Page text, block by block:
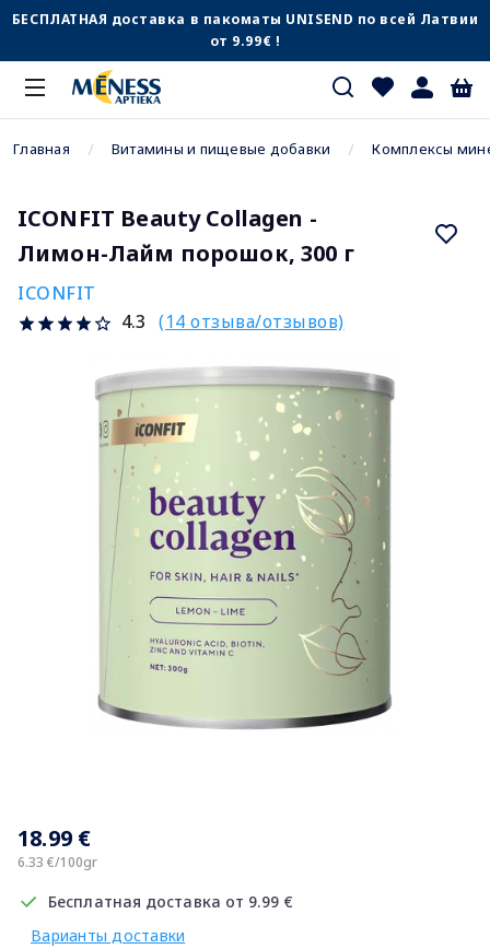
БЕСПЛАТНАЯ доставка в пакоматы UNISEND по всей Латвии
от 9.99€ !
Главная Витамины и пищевые добавки Комплексы
ICONFIT Beauty Collagen -
Лимон-Лайм порошок, 300 г
ICONFIT
4.3 (14 отзыва/отзывов)
18.99 €
6.33 €/100gr
Бесплатная доставка от 9.99 €
Варианты доставки